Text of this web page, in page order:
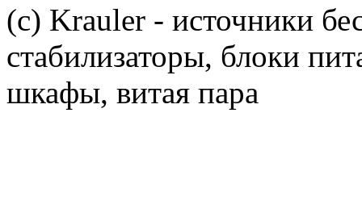
(c) Krauler - источники
стабилизаторы, блоки
шкафы, витая пара